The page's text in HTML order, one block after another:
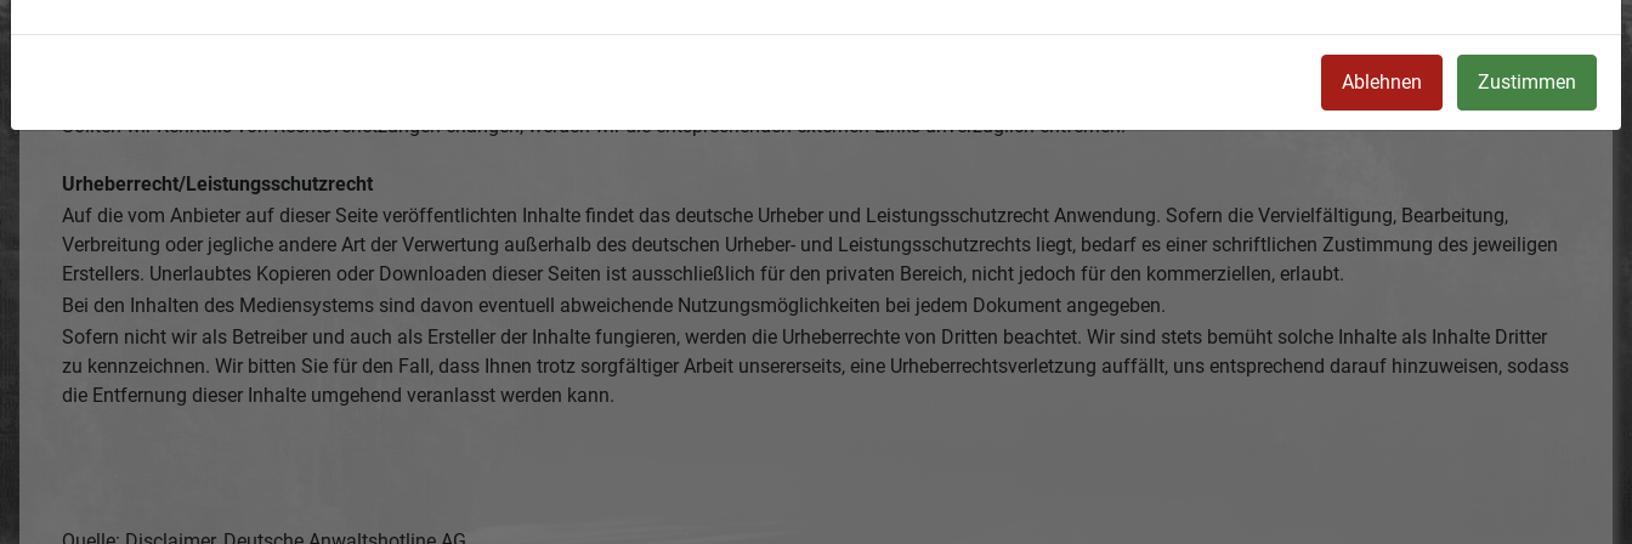
solche Inhalte unsererseits nicht übernommen wird.
Sollten wir Kenntnis von Rechtsverletzungen erlangen, werden wir die entsprechenden externen Links unverzüglich entfernen.
Urheberrecht/Leistungsschutzrecht
Auf die vom Anbieter auf dieser Seite veröffentlichten Inhalte findet das deutsche Urheber und Leistungsschutzrecht Anwendung. Sofern die Vervielfältigung, Bearbeitung,
Verbreitung oder jegliche andere Art der Verwertung außerhalb des deutschen Urheber- und Leistungsschutzrechts liegt, bedarf es einer schriftlichen Zustimmung des jeweiligen
Erstellers. Unerlaubtes Kopieren oder Downloaden dieser Seiten ist ausschließlich für den privaten Bereich, nicht jedoch für den kommerziellen, erlaubt.
Bei den Inhalten des Mediensystems sind davon eventuell abweichende Nutzungsmöglichkeiten bei jedem Dokument angegeben.
Sofern nicht wir als Betreiber und auch als Ersteller der Inhalte fungieren, werden die Urheberrechte von Dritten beachtet. Wir sind stets bemüht solche Inhalte als Inhalte Dritter
zu kennzeichnen. Wir bitten Sie für den Fall, dass Ihnen trotz sorgfältiger Arbeit unsererseits, eine Urheberrechtsverletzung auffällt, uns entsprechend darauf hinzuweisen, sodass
die Entfernung dieser Inhalte umgehend veranlasst werden kann.
Ablehnen Zustimmen